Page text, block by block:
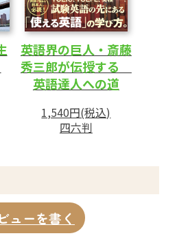
優先した有効な間接的
ン力に欠かせない国際
」
ンの文化は英語圏でも
ーティでの会話に入り
発言は「与える愛」の
英語界の巨人・斎藤
秀三郎が伝授する
英語達人への道
1,540円(税込)
四六判
ューを書く